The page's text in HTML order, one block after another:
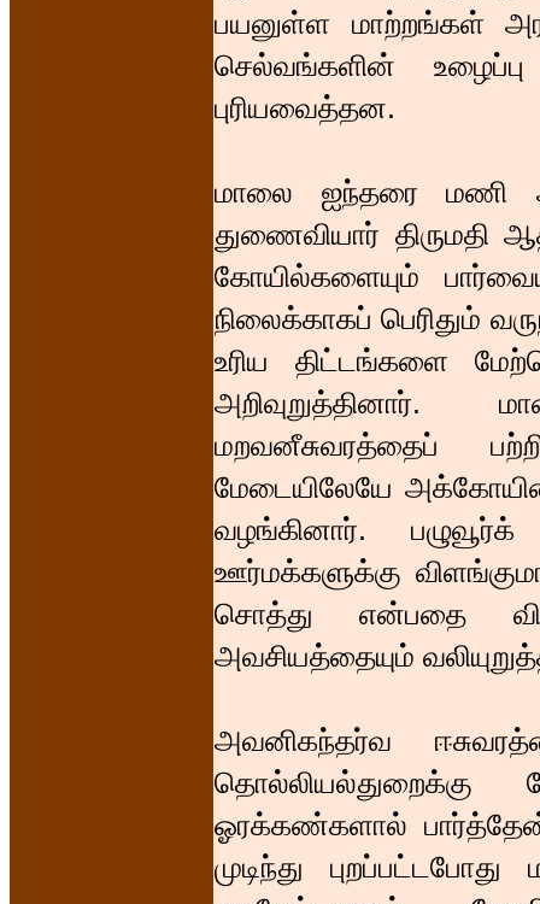
பயனுள்ள மாற்றங்கள்
செல்வங்களின்
புரியவைத்தன.
மாலை ஐந்தரை மணி
துணைவியார் திருமதி
கோயில்களையும்
நிலைக்காகப் பெரிதும்
உரிய திட்டங்களை
அறிவுறுத்தினார்.
மறவனீசுவரத்தைப்
மேடையிலேயே
வழங்கினார்.
ஊர்மக்களுக்கு
சொத்து என்பதை
அவசியத்தையும்
அவனிகந்தர்வ
ஓரக்கண்களால்
முடிந்து